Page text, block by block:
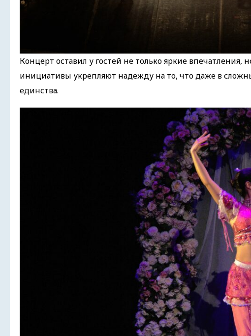
Концерт оставил у гостей не только яркие впечатления,
инициативы укрепляют надежду на то, что даже в
единства.